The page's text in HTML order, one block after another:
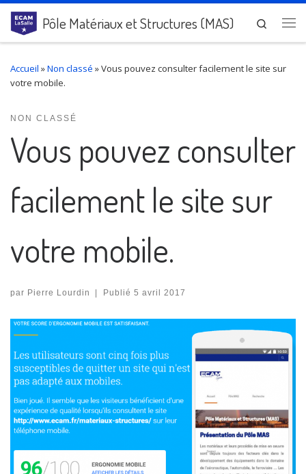
Passer au contenu
Pôle Matériaux et Structures (MAS)
Search
Accueil »Non classé »Vous pouvez consulter facilement le site sur
votre mobile.
NON CLASSÉ
Vous pouvez consulter
facilement le site sur
votre mobile.
par Pierre Lourdin | Publié 5 avril 2017